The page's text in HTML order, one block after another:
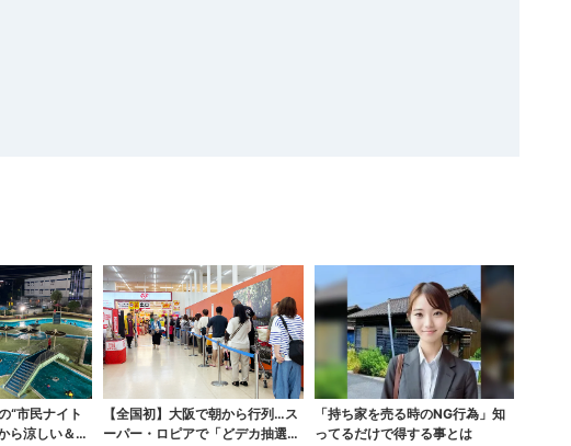
“市民ナイト
ら涼しい＆コ
【全国初】大阪で朝から行列…ス
ーパー・ロピアで「どデカ抽選
「持ち家を売る時のNG行為」知
ってるだけで得する事とは